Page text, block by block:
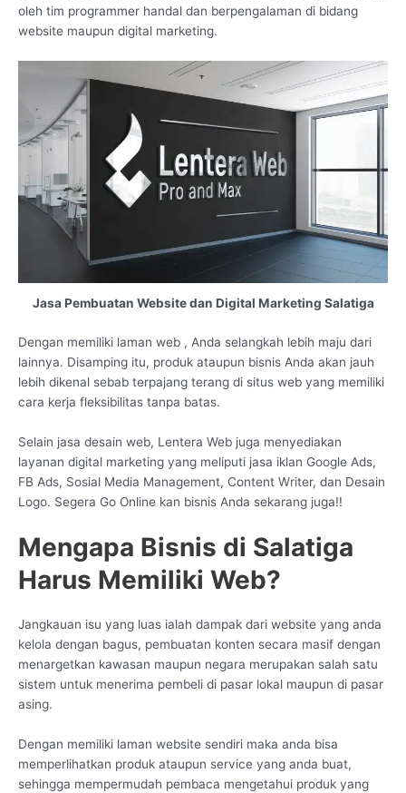
oleh tim programmer handal dan berpengalaman di bidang
website maupun digital marketing.
Jasa Pembuatan Website dan Digital Marketing Salatiga
Dengan memiliki laman web , Anda selangkah lebih maju dari
lainnya. Disamping itu, produk ataupun bisnis Anda akan jauh
lebih dikenal sebab terpajang terang di situs web yang memiliki
cara kerja fleksibilitas tanpa batas.
Selain jasa desain web, Lentera Web juga menyediakan
layanan digital marketing yang meliputi jasa iklan Google Ads,
FB Ads, Sosial Media Management, Content Writer, dan Desain
Logo. Segera Go Online kan bisnis Anda sekarang juga!!
Mengapa Bisnis di Salatiga
Harus Memiliki Web?
Jangkauan isu yang luas ialah dampak dari website yang anda
kelola dengan bagus, pembuatan konten secara masif dengan
menargetkan kawasan maupun negara merupakan salah satu
sistem untuk menerima pembeli di pasar lokal maupun di pasar
asing.
Dengan memiliki laman website sendiri maka anda bisa
memperlihatkan produk ataupun service yang anda buat,
sehingga mempermudah pembaca mengetahui produk yang